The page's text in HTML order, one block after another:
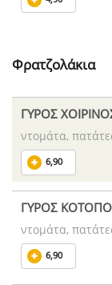
Φρατζολάκια
ΓΥΡΟΣ
ντομάτα,
6,90
ΓΥΡΟΣ
ντομάτα,
6,90